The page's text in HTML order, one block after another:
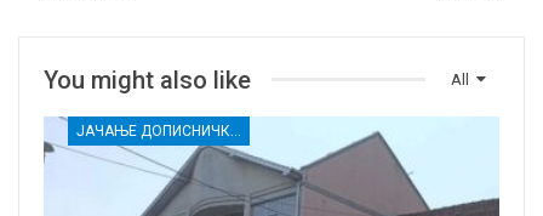
All
You might also like